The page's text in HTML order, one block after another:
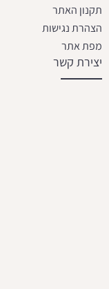
תקנון האתר
הצהרת נגישות
מפת אתר
יצירת קשר